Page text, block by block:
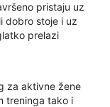
pristaju uz
dobro stoje i uz
prelazi
za aktivne žene
treninga tako i